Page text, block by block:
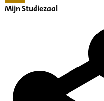
Mijn Studiezaal